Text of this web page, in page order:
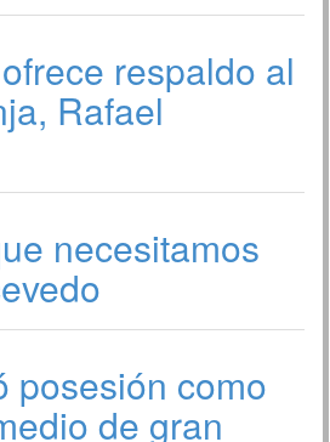
respaldo al
Rafael
necesitamos
posesión como
de gran